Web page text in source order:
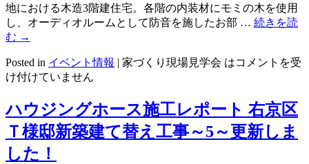
地における木造3階建住宅。各階の内装材にモミの木を使用
し、オーディオルームとして防音を施したお部 … 続きを読
む →
Posted in イベント情報 | 家づくり現場見学会 はコメントを受
け付けていません
ハウジングホース施工レポート 右京区
Ｔ様邸新築建て替え工事～5～更新しま
した！